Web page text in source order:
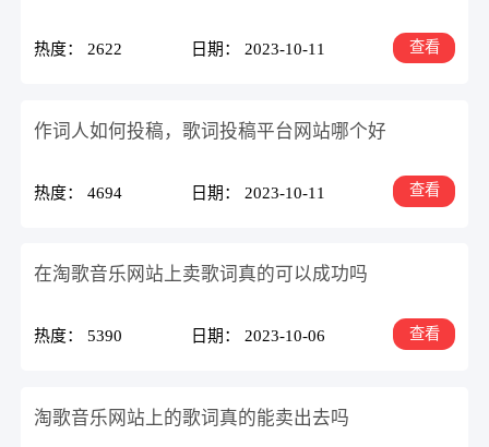
热度： 2622 日期： 2023-10-11 查看
作词人如何投稿，歌词投稿平台网站哪个好
热度： 4694 日期： 2023-10-11 查看
在淘歌音乐网站上卖歌词真的可以成功吗
热度： 5390 日期： 2023-10-06 查看
淘歌音乐网站上的歌词真的能卖出去吗